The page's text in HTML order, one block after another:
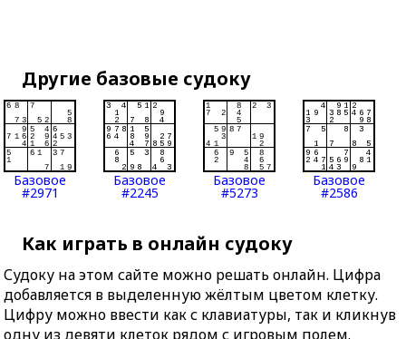
Другие базовые судоку
Базовое
#2971
Базовое
#2245
Базовое
#5273
Базовое
#2586
Как играть в онлайн судоку
Судоку на этом сайте можно решать онлайн. Цифра
добавляется в выделенную жёлтым цветом клетку.
Цифру можно ввести как с клавиатуры, так и кликнув
одну из девяти клеток рядом с игровым полем.